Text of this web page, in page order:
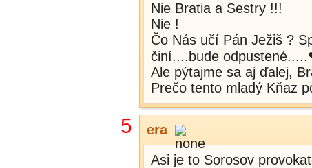
Nie Bratia a Sestry !!!
Nie !
Čo Nás učí Pán Ježiš ?
činí....bude
Ale pýtajme sa aj ďalej,
Prečo tento mladý Kňaz
5 era
Asi je to Sorosov